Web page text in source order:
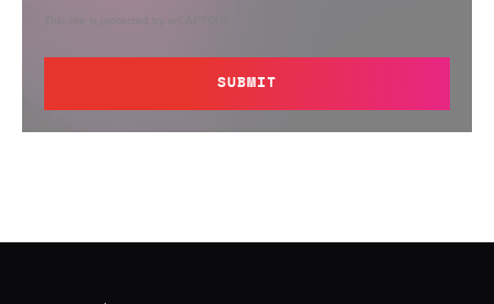
This site is protected by reCAPTCHA.
SUBMIT